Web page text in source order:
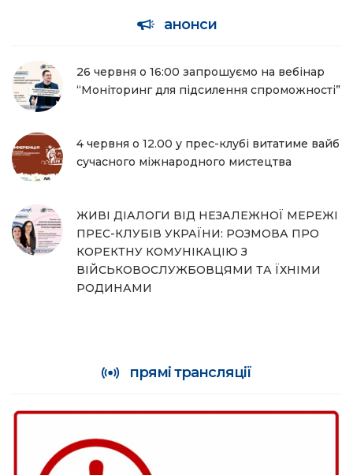
анонси
26 червня о 16:00 запрошуємо на вебінар
“Моніторинг для підсилення спроможності”
4 червня о 12.00 у прес-клубі витатиме вайб
сучасного міжнародного мистецтва
ЖИВІ ДІАЛОГИ ВІД НЕЗАЛЕЖНОЇ МЕРЕЖІ
ПРЕС-КЛУБІВ УКРАЇНИ: РОЗМОВА ПРО
КОРЕКТНУ КОМУНІКАЦІЮ З
ВІЙСЬКОВОСЛУЖБОВЦЯМИ ТА ЇХНІМИ
РОДИНАМИ
прямі трансляції